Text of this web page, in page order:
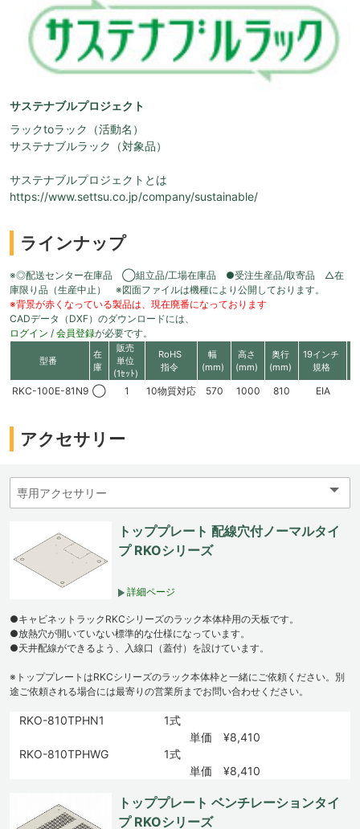
サステナブルプロジェクト
ラックtoラック（活動名）
サステナブルラック（対象品）
サステナブルプロジェクトとは
https://www.settsu.co.jp/company/sustainable/
ラインナップ
※◎配送センター在庫品 ◯組立品/工場在庫品 ●受注生産品/取寄品 △在
庫限り品（生産中止） ※図面ファイルは機種により公開しております。
※背景が赤くなっている製品は、現在廃番になっております
CADデータ（DXF）のダウンロードには、
ログイン / 会員登録が必要です。
型番
在
庫
販売
単位
(1ｾｯﾄ)
RoHS
指令
幅
(mm)
高さ
(mm)
奥行
(mm)
19インチ
規格
RKC-100E-81N9 ◯ 1 10物質対応 570 1000 810 EIA
アクセサリー
トッププレート 配線穴付ノーマルタイ
プ RKOシリーズ
詳細ページ
●キャビネットラックRKCシリーズのラック本体枠用の天板です。
●放熱穴が開いていない標準的な仕様になっています。
●天井配線ができるよう、入線口（蓋付）を設けています。
※トッププレートはRKCシリーズのラック本体枠と一緒にご依頼ください。別
途ご依頼される場合には最寄りの営業所までお問い合わせください。
RKO-810TPHN1
1式
単価 ¥8,410
RKO-810TPHWG
1式
単価 ¥8,410
トッププレート ベンチレーションタイ
プ RKOシリーズ